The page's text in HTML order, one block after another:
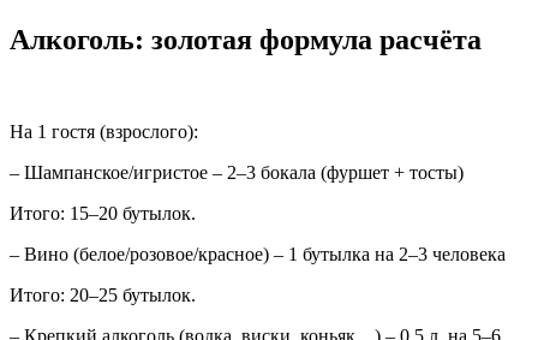
Алкоголь: золотая формула расчёта
На 1 гостя (взрослого):
– Шампанское/игристое – 2–3 бокала (фуршет + тосты)
Итого: 15–20 бутылок.
– Вино (белое/розовое/красное) – 1 бутылка на 2–3 человека
Итого: 20–25 бутылок.
– Крепкий алкоголь (водка, виски, коньяк…) – 0,5 л. на 5–6